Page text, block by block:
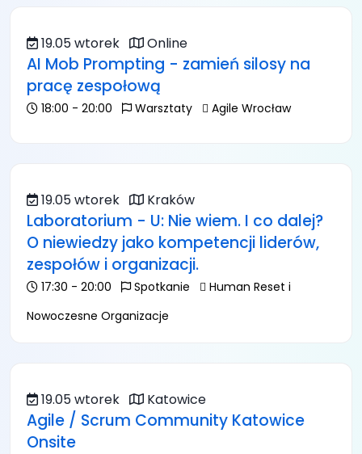
19.05 wtorek Online
AI Mob Prompting - zamień silosy na
pracę zespołową
18:00 - 20:00 Warsztaty Agile Wrocław
19.05 wtorek Kraków
Laboratorium - U: Nie wiem. I co dalej?
O niewiedzy jako kompetencji liderów,
zespołów i organizacji.
17:30 - 20:00 Spotkanie
Human Reset i
Nowoczesne Organizacje
19.05 wtorek Katowice
Agile / Scrum Community Katowice
Onsite